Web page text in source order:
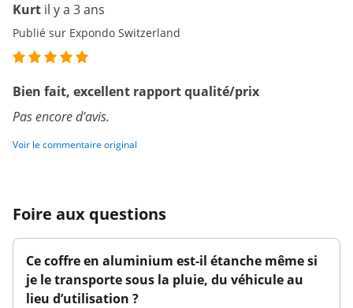
Kurt il y a 3 ans
Publié sur Expondo Switzerland
Bien fait, excellent rapport qualité/prix
Pas encore d'avis.
Voir le commentaire original
Foire aux questions
Ce coffre en aluminium est-il étanche même si
je le transporte sous la pluie, du véhicule au
lieu d’utilisation ?